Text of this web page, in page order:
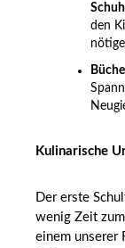
den
Kulinarische
Der erste
wenig Zeit
einem unserer